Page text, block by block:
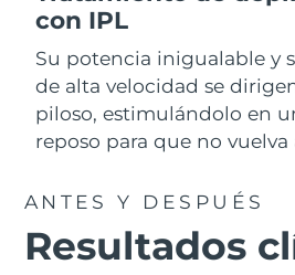
con IPL
Su potencia inigualable y
de alta velocidad se
piloso, estimulándolo en
reposo para que no vuelva
ANTES Y DESPUÉS
Resultados
Cosméticos
FOREO APP
Israel
Italia
Japón
Kazajistán